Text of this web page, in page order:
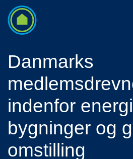
Danmarks
indenfor
bygninger og
omstilling